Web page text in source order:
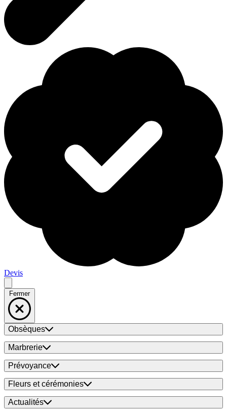
Devis
Fermer
Obsèques
Marbrerie
Prévoyance
Fleurs et cérémonies
Actualités